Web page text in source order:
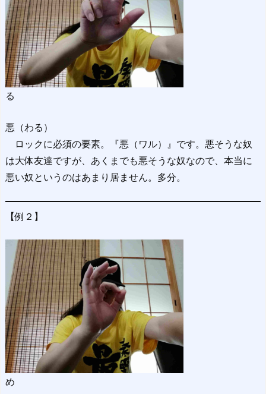
る
悪（わる）
ロックに必須の要素。『悪（ワル）』です。悪そうな奴
は大体友達ですが、あくまでも悪そうな奴なので、本当に
悪い奴というのはあまり居ません。多分。
【例２】
め